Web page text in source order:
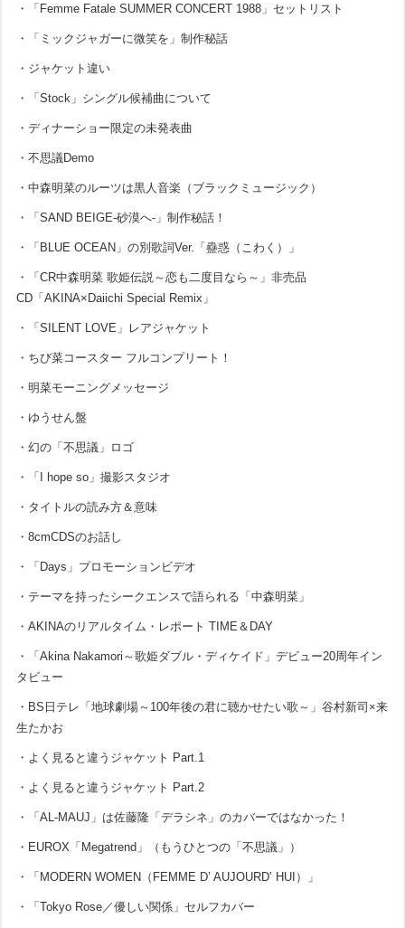
・「Femme Fatale SUMMER CONCERT 1988」セットリスト
・「ミックジャガーに微笑を」制作秘話
・ジャケット違い
・「Stock」シングル候補曲について
・ディナーショー限定の未発表曲
・不思議Demo
・中森明菜のルーツは黒人音楽（ブラックミュージック）
・「SAND BEIGE-砂漠へ-」制作秘話！
・「BLUE OCEAN」の別歌詞Ver.「蠱惑（こわく）」
・「CR中森明菜 歌姫伝説～恋も二度目なら～」非売品
CD「AKINA×Daiichi Special Remix」
・「SILENT LOVE」レアジャケット
・ちび菜コースター フルコンプリート！
・明菜モーニングメッセージ
・ゆうせん盤
・幻の「不思議」ロゴ
・「I hope so」撮影スタジオ
・タイトルの読み方＆意味
・8cmCDSのお話し
・「Days」プロモーションビデオ
・テーマを持ったシークエンスで語られる「中森明菜」
・AKINAのリアルタイム・レポート TIME＆DAY
・「Akina Nakamori～歌姫ダブル・ディケイド」デビュー20周年イン
タビュー
・BS日テレ「地球劇場～100年後の君に聴かせたい歌～」谷村新司×来
生たかお
・よく見ると違うジャケット Part.1
・よく見ると違うジャケット Part.2
・「AL-MAUJ」は佐藤隆「デラシネ」のカバーではなかった！
・EUROX「Megatrend」（もうひとつの「不思議」）
・「MODERN WOMEN（FEMME D’ AUJOURD’ HUI）」
・「Tokyo Rose／優しい関係」セルフカバー